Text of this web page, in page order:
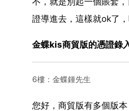
證導進去，這樣就ok了
金蝶kis商貿版的憑證錄
6樓：金蝶鍾先生
您好，商貿版有多個版本